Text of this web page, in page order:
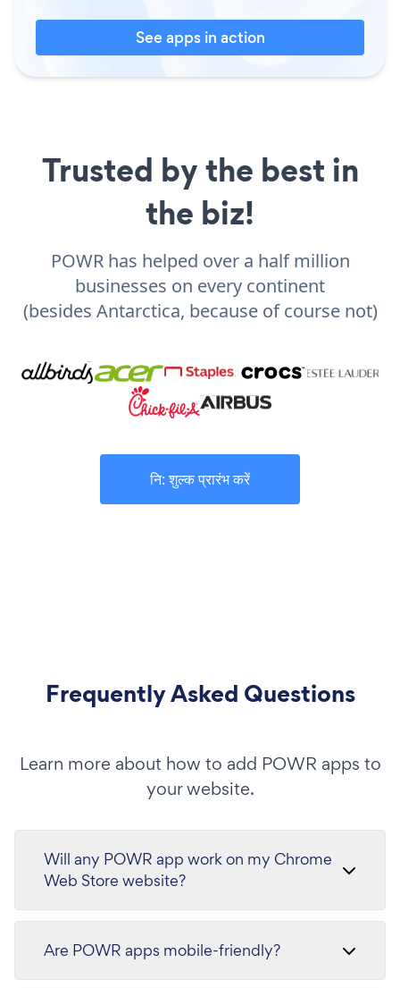
See apps in action
Trusted by the best in
the biz!
POWR has helped over a half million
businesses on every continent
(besides Antarctica, because of course not)
नि: शुल्क प्रारंभ करें
Frequently Asked Questions
Learn more about how to add POWR apps to
your website.
Will any POWR app work on my Chrome
Web Store website?
Are POWR apps mobile-friendly?